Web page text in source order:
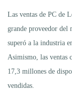
Las ventas de PC de
grande proveedor del
superó a la industria
Asimismo, las ventas
17,3 millones de
vendidas.